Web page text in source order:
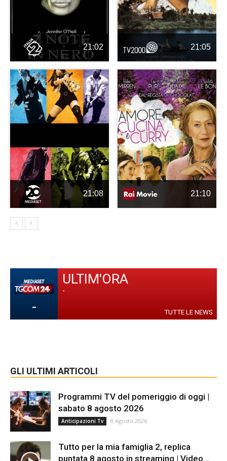
21:02 21:05
21:08 21:10
-
ULTIM'ORA
-
TUTTE LE NEWS
GLI ULTIMI ARTICOLI
Programmi TV del pomeriggio di oggi |
sabato 8 agosto 2026
Anticipazioni Tv 8 Agosto 2026
Tutto per la mia famiglia 2, replica
puntata 8 agosto in streaming | Video...